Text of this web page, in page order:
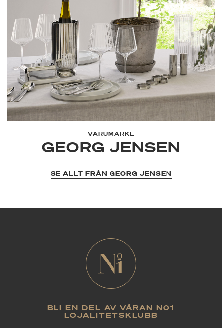
VARUMÄRKE
GEORG JENSEN
SE ALLT FRÅN GEORG JENSEN
BLI EN DEL AV VÅRAN NO1
LOJALITETSKLUBB